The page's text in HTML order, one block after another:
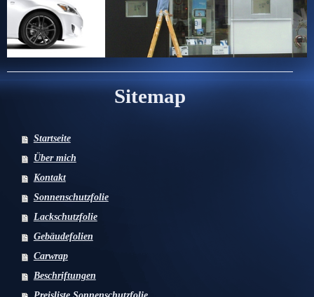
Sitemap
Startseite
Über mich
Kontakt
Sonnenschutzfolie
Lackschutzfolie
Gebäudefolien
Carwrap
Beschriftungen